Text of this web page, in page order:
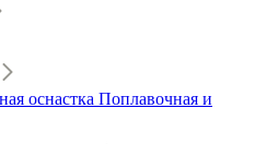
Поплавочная и